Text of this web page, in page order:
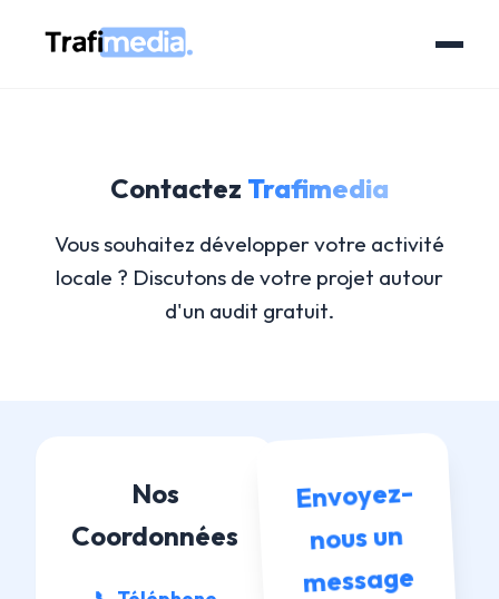
Contactez Trafimedia
Vous souhaitez développer votre activité
locale ? Discutons de votre projet autour
d'un audit gratuit.
Nos
Coordonnées
Envoyez-
nous un
message